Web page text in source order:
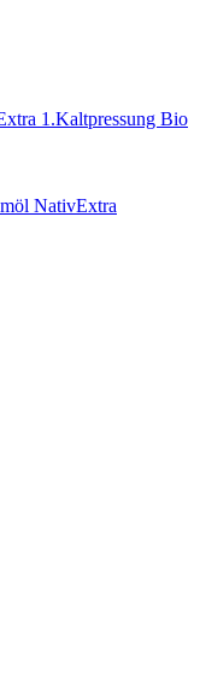
1.Kaltpressung Bio
NativExtra